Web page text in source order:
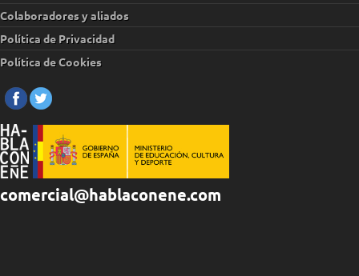
Colaboradores y aliados
Política de Privacidad
Política de Cookies
comercial@hablaconene.com